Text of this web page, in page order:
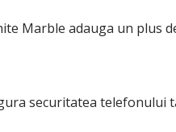
Marble adauga un
securitatea